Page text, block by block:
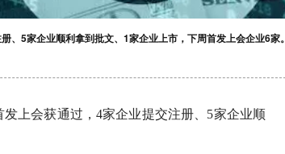
5家企业顺利拿到批文、1家企业上市，下周首发上会企业6家。
发上会获通过，4家企业提交注册、5家企业顺